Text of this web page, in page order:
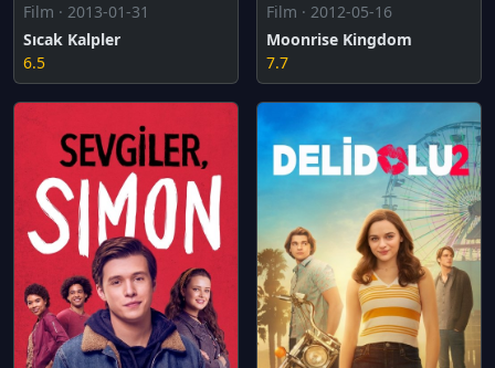
Film · 2013-01-31
Sıcak Kalpler
6.5
Film · 2012-05-16
Moonrise Kingdom
7.7